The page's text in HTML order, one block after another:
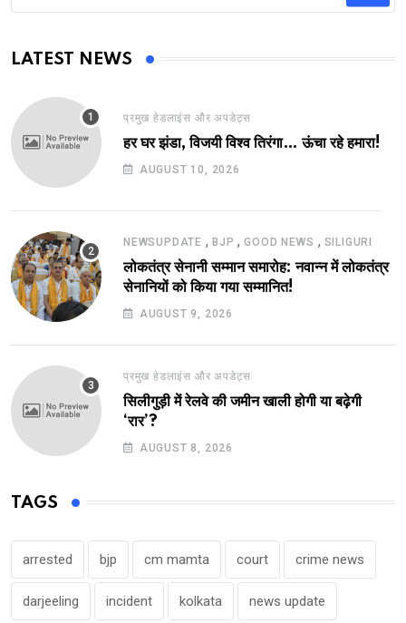
LATEST NEWS
प्रमुख हेडलाइंस और अपडेट्स
हर घर झंडा, विजयी विश्व तिरंगा… ऊंचा रहे हमारा!
AUGUST 10, 2026
NEWSUPDATE , BJP ,GOOD NEWS , SILIGURI
लोकतंत्र सेनानी सम्मान समारोह: नवान्न में लोकतंत्र
सेनानियों को किया गया सम्मानित!
AUGUST 9, 2026
प्रमुख हेडलाइंस और अपडेट्स
सिलीगुड़ी में रेलवे की जमीन खाली होगी या बढ़ेगी
‘रार’?
AUGUST 8, 2026
TAGS
arrested bjp cm mamta court crime news
darjeeling incident kolkata news update